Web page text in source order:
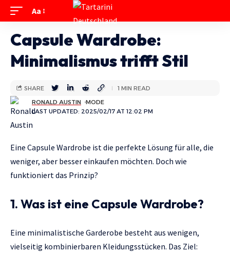
Aa
Capsule Wardrobe:
Minimalismus trifft Stil
LAST UPDATED: 2025/02/17 AT 12:02 PM
RONALD AUSTIN MODE
SHARE 1 MIN READ
Eine Capsule Wardrobe ist die perfekte Lösung für alle, die
weniger, aber besser einkaufen möchten. Doch wie
funktioniert das Prinzip?
1. Was ist eine Capsule Wardrobe?
Eine minimalistische Garderobe besteht aus wenigen,
vielseitig kombinierbaren Kleidungsstücken. Das Ziel: